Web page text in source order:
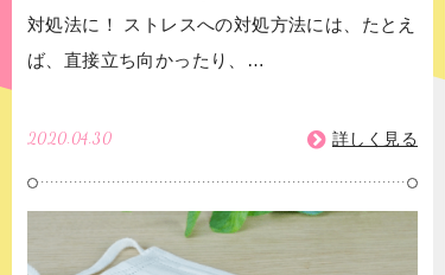
対処法に！ ストレスへの対処方法には、たとえ
ば、直接立ち向かったり、…
2020.04.30 詳しく見る